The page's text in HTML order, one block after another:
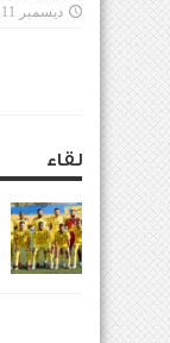
ديسمبر 11, 2023
لقاء